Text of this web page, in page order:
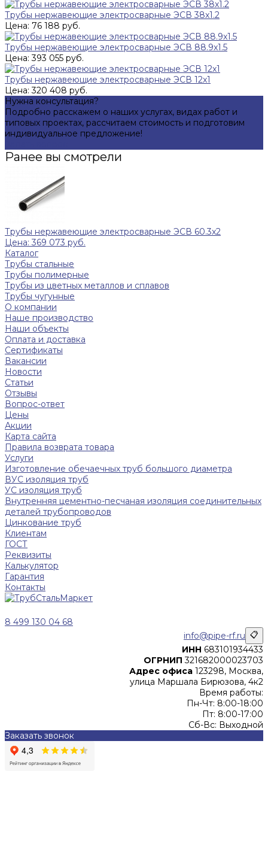
Трубы нержавеющие электросварные ЭСВ 38x1.2
Цена: 76 188 руб.
Трубы нержавеющие электросварные ЭСВ 88.9x1.5
Цена: 393 055 руб.
Трубы нержавеющие электросварные ЭСВ 12x1
Цена: 320 408 руб.
Нужна консультация?
Подробно расскажем о наших услугах, видах работ и
типовых проектах, рассчитаем стоимость и подготовим
индивидуальное предложение!
Ранее вы смотрели
Трубы нержавеющие электросварные ЭСВ 60.3x2
Цена: 369 073 руб.
Каталог
Трубы стальные
Трубы полимерные
Трубы из цветных металлов и сплавов
Трубы чугунные
О компании
Наше производство
Наши объекты
Оплата и доставка
Сертификаты
Вакансии
Новости
Статьи
Отзывы
Вопрос-ответ
Цены
Акции
Карта сайта
Правила возврата товара
Услуги
Изготовление обечаечных труб большого диаметра
ВУС изоляция труб
УС изоляция труб
Внутренняя цементно-песчаная изоляция соединительных
деталей трубопроводов
Цинкование труб
Клиентам
ГОСТ
Реквизиты
Калькулятор
Гарантия
Контакты
8 499 130 04 68
info@pipe-rf.ru 📋
ИНН 683101934433
ОГРНИП 321682000023703
Адрес офиса 123298, Москва,
улица Маршала Бирюзова, 4к2
Время работы:
Пн-Чт: 8:00-18:00
Пт: 8:00-17:00
Сб-Вс: Выходной
Заказать звонок